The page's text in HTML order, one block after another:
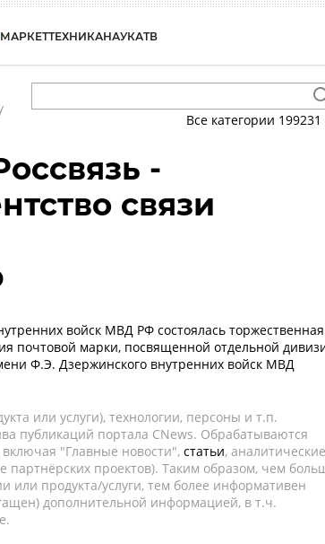
МАРКЕТТЕХНИКАНАУКАТВ
Все категории 199231
-
связи
войск МВД РФ состоялась торжественная
почтовой марки, посвященной отдельной
Ф.Э. Дзержинского внутренних войск МВД
или услуги), технологии, персоны и т.п.
публикаций портала CNews. Обрабатываются
включая "Главные новости", статьи, аналитические
проектов). Таким образом, чем
продукта/услуги, тем более информативен
дополнительной информацией, в т.ч.